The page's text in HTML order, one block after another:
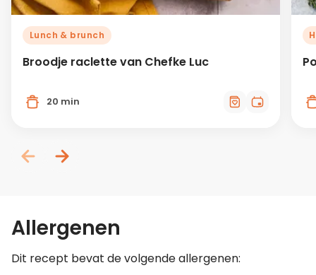
Lunch & brunch
Broodje raclette van Chefke Luc
20 min
Allergenen
Dit recept bevat de volgende allergenen: